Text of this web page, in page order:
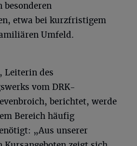
etwa bei kurzfristigem
Umfeld.
Leiterin des
vom DRK-
berichtet, werde
Bereich häufig
„Aus unserer